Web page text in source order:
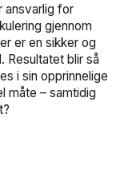
ansvarlig for
gjennom
er en sikker og
Resultatet blir så
i sin opprinnelige
måte – samtidig